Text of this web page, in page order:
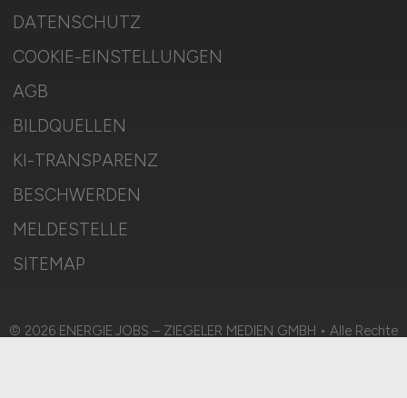
DATENSCHUTZ
COOKIE-EINSTELLUNGEN
AGB
BILDQUELLEN
KI-TRANSPARENZ
BESCHWERDEN
MELDESTELLE
SITEMAP
© 2026 ENERGIE.JOBS – ZIEGELER MEDIEN GMBH • Alle Rechte